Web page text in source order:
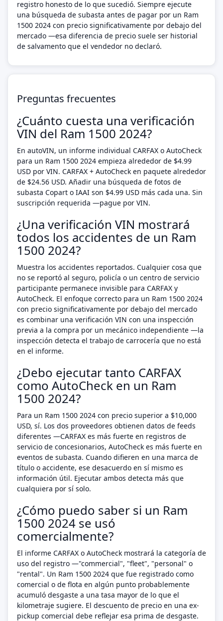
registro honesto de lo que sucedió. Siempre ejecute
una búsqueda de subasta antes de pagar por un Ram
1500 2024 con precio significativamente por debajo del
mercado —esa diferencia de precio suele ser historial
de salvamento que el vendedor no declaró.
Preguntas frecuentes
¿Cuánto cuesta una verificación
VIN del Ram 1500 2024?
En autoVIN, un informe individual CARFAX o AutoCheck
para un Ram 1500 2024 empieza alrededor de $4.99
USD por VIN. CARFAX + AutoCheck en paquete alrededor
de $24.56 USD. Añadir una búsqueda de fotos de
subasta Copart o IAAI son $4.99 USD más cada una. Sin
suscripción requerida —pague por VIN.
¿Una verificación VIN mostrará
todos los accidentes de un Ram
1500 2024?
Muestra los accidentes reportados. Cualquier cosa que
no se reportó al seguro, policía o un centro de servicio
participante permanece invisible para CARFAX y
AutoCheck. El enfoque correcto para un Ram 1500 2024
con precio significativamente por debajo del mercado
es combinar una verificación VIN con una inspección
previa a la compra por un mecánico independiente —la
inspección detecta el trabajo de carrocería que no está
en el informe.
¿Debo ejecutar tanto CARFAX
como AutoCheck en un Ram
1500 2024?
Para un Ram 1500 2024 con precio superior a $10,000
USD, sí. Los dos proveedores obtienen datos de feeds
diferentes —CARFAX es más fuerte en registros de
servicio de concesionarios, AutoCheck es más fuerte en
eventos de subasta. Cuando difieren en una marca de
título o accidente, ese desacuerdo en sí mismo es
información útil. Ejecutar ambos detecta más que
cualquiera por sí solo.
¿Cómo puedo saber si un Ram
1500 2024 se usó
comercialmente?
El informe CARFAX o AutoCheck mostrará la categoría de
uso del registro —"commercial", "fleet", "personal" o
"rental". Un Ram 1500 2024 que fue registrado como
comercial o de flota en algún punto probablemente
acumuló desgaste a una tasa mayor de lo que el
kilometraje sugiere. El descuento de precio en una ex-
pickup comercial debe reflejar esa prima de desgaste.